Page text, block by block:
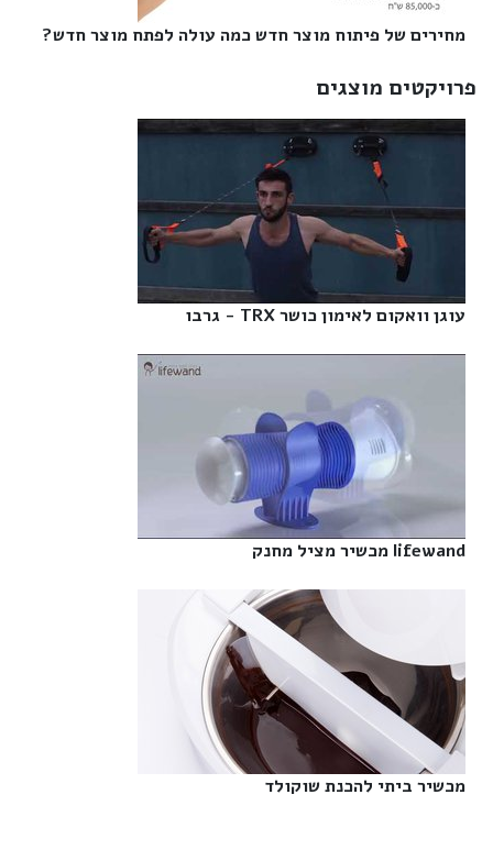
מחירים של פיתוח מוצר חדש כמה עולה לפתח מוצר חדש?‎
פרויקטים מוצגים
עוגן וואקום לאימון כושר TRX - גרבו‎
lifewand מכשיר מציל מחנק‎
מכשיר ביתי להכנת שוקולד‎